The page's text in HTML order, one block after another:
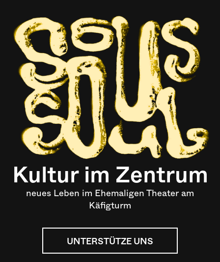
Kultur im Zentrum
neues Leben im Ehemaligen Theater am
Käfigturm
UNTERSTÜTZE UNS